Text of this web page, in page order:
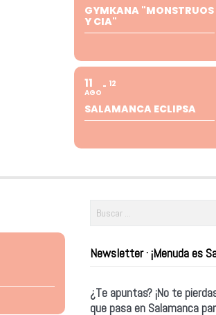
GYMKANA "MONSTRUOS
Y CIA"
11
AGO
12
SALAMANCA ECLIPSA
Newsletter · ¡Menuda es
¿Te apuntas? ¡No te
que pasa en Salamanca